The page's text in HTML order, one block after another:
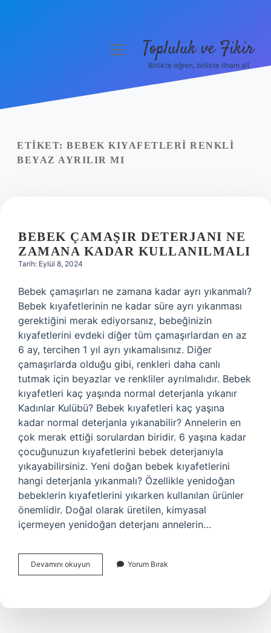
Yasal Uyarı
menüyüTopluluk ve Fikir
Birlikte öğren, birlikte ilham al!
ETIKET: BEBEK KIYAFETLERI RENKLI
BEYAZ AYRILIR MI
BEBEK ÇAMAŞIR DETERJANI NE
ZAMANA KADAR KULLANILMALI
Tarih: Eylül 8, 2024
Bebek çamaşırları ne zamana kadar ayrı yıkanmalı?
Bebek kıyafetlerinin ne kadar süre ayrı yıkanması
gerektiğini merak ediyorsanız, bebeğinizin
kıyafetlerini evdeki diğer tüm çamaşırlardan en az
6 ay, tercihen 1 yıl ayrı yıkamalısınız. Diğer
çamaşırlarda olduğu gibi, renkleri daha canlı
tutmak için beyazlar ve renkliler ayrılmalıdır. Bebek
kıyafetleri kaç yaşında normal deterjanla yıkanır
Kadınlar Kulübü? Bebek kıyafetleri kaç yaşına
kadar normal deterjanla yıkanabilir? Annelerin en
çok merak ettiği sorulardan biridir. 6 yaşına kadar
çocuğunuzun kıyafetlerini bebek deterjanıyla
yıkayabilirsiniz. Yeni doğan bebek kıyafetlerini
hangi deterjanla yıkanmalı? Özellikle yenidoğan
bebeklerin kıyafetlerini yıkarken kullanılan ürünler
önemlidir. Doğal olarak üretilen, kimyasal
içermeyen yenidoğan deterjanı annelerin…
Devamını okuyun
Çamaşır
Zamana
Yorum Bırak